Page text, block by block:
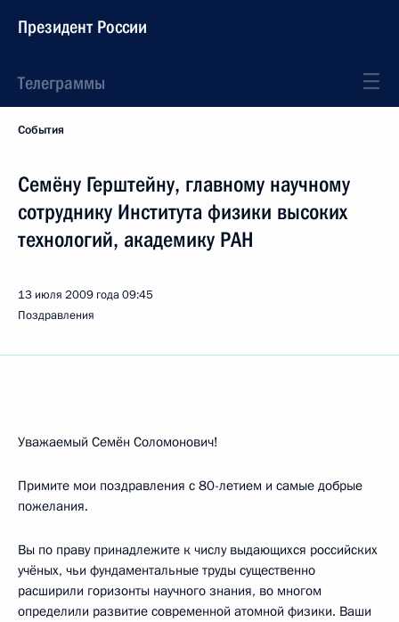
Президент России
Телеграммы
События
Семёну Герштейну, главному научному
сотруднику Института физики высоких
технологий, академику РАН
13 июля 2009 года09:45
Поздравления
Уважаемый Семён Соломонович!
Примите мои поздравления с 80-летием и самые добрые
пожелания.
Вы по праву принадлежите к числу выдающихся российских
учёных, чьи фундаментальные труды существенно
расширили горизонты научного знания, во многом
определили развитие современной атомной физики. Ваши